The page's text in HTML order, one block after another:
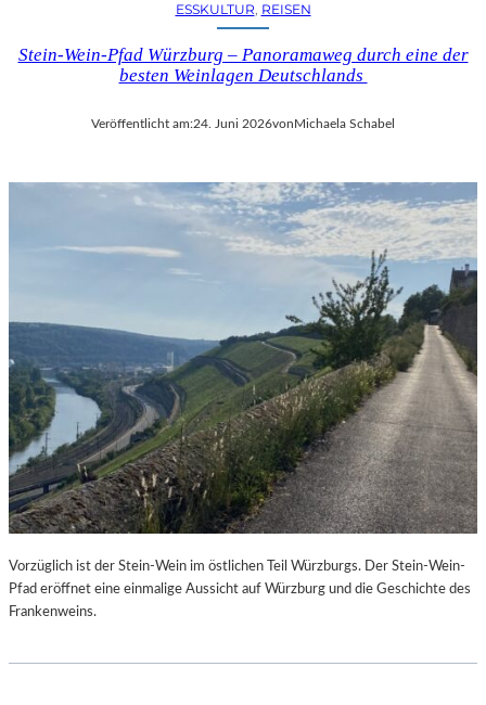
K
L
T
R
L
O
G
ESSKULTUR, REISEN
Stein-Wein-Pfad Würzburg – Panoramaweg durch eine der
besten Weinlagen Deutschlands
Veröffentlicht am:24. Juni 2026vonMichaela Schabel
Vorzüglich ist der Stein-Wein im östlichen Teil Würzburgs. Der Stein-Wein-
Pfad eröffnet eine einmalige Aussicht auf Würzburg und die Geschichte des
Frankenweins.